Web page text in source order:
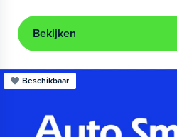
Bekijken
Beschikbaar